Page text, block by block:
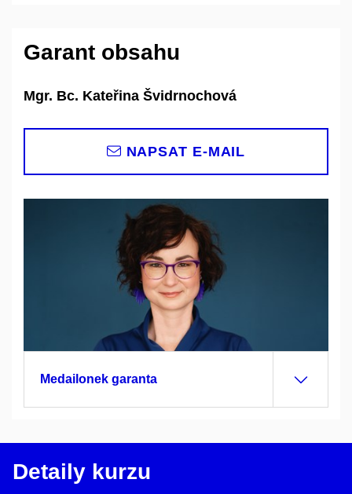
Garant obsahu
Mgr. Bc. Kateřina Švidrnochová
NAPSAT E-MAIL
Medailonek garanta
Detaily kurzu